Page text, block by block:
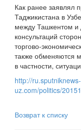
Как ранее заявлял
Таджикистана в
между Ташкентом и
консультаций
торгово-
также обменяются
в частности,
http://ru.sputniknews-
uz.com/politics/
Возврат к списку